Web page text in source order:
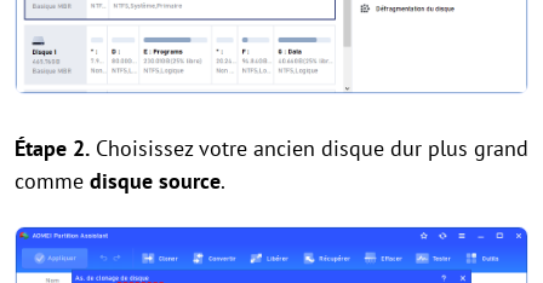
Étape 2. Choisissez votre ancien disque dur plus grand
comme disque source.